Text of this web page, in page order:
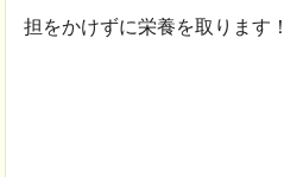
担をかけずに栄養を取ります！